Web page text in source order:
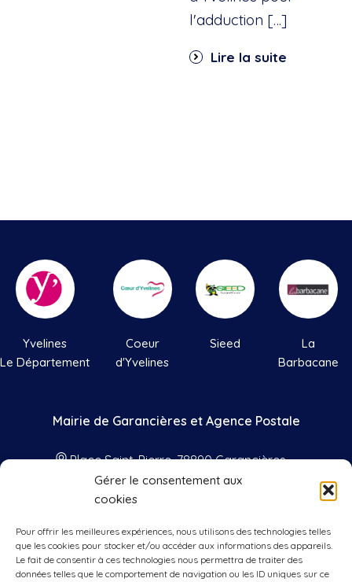
Gérer le consentement aux
cookies
Pour offrir les meilleures expériences, nous utilisons des technologies telles
que les cookies pour stocker et/ou accéder aux informations des appareils.
Le fait de consentir à ces technologies nous permettra de traiter des
données telles que le comportement de navigation ou les ID uniques sur ce
l'adduction […]
Lire la suite
Yvelines
Le Département
Coeur
d'Yvelines
Sieed
La
Barbacane
Mairie de Garancières et Agence Postale
Place Saint-Pierre, 78890 Garancières
01 34 86 41 33
Nos horaires
Lundis, mercredis, vendredis : 9h00 à